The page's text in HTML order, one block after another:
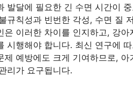
발달에 필요한 긴 수면 시간이
규칙성과 빈번한 각성, 수면 질
이러한 차이를 인지하고, 강
시행해야 합니다. 최신 연구에
예방에도 크게 기여하므로,
리가 요구됩니다.